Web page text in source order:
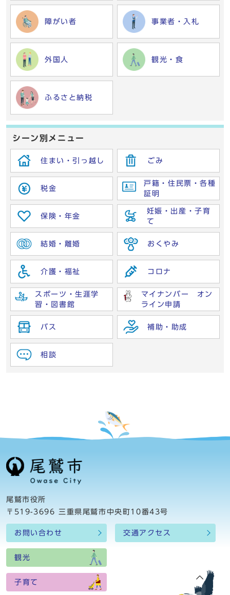
障がい者 事業者・入札
外国人 観光・食
ふるさと納税
シーン別メニュー
住まい・引っ越し ごみ
税金
戸籍・住民票・各種
証明
保険・年金
妊娠・出産・子育
て
結婚・離婚 おくやみ
介護・福祉 コロナ
スポーツ・生涯学
習・図書館
マイナンバー オン
ライン申請
バス 補助・助成
相談
尾鷲市役所
〒519-3696 三重県尾鷲市中央町10番43号
お問い合わせ 交通アクセス
観光
子育て